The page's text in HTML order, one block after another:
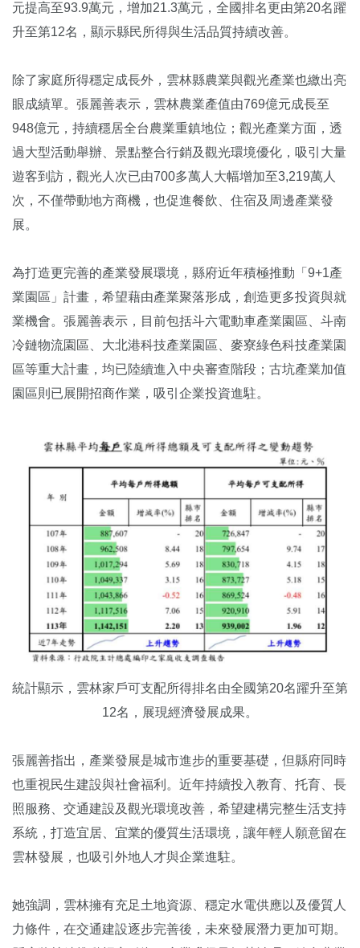
元提高至93.9萬元，增加21.3萬元，全國排名更由第20名躍
升至第12名，顯示縣民所得與生活品質持續改善。
除了家庭所得穩定成長外，雲林縣農業與觀光產業也繳出亮
眼成績單。張麗善表示，雲林農業產值由769億元成長至
948億元，持續穩居全台農業重鎮地位；觀光產業方面，透
過大型活動舉辦、景點整合行銷及觀光環境優化，吸引大量
遊客到訪，觀光人次已由700多萬人大幅增加至3,219萬人
次，不僅帶動地方商機，也促進餐飲、住宿及周邊產業發
展。
為打造更完善的產業發展環境，縣府近年積極推動「9+1產
業園區」計畫，希望藉由產業聚落形成，創造更多投資與就
業機會。張麗善表示，目前包括斗六電動車產業園區、斗南
冷鏈物流園區、大北港科技產業園區、麥寮綠色科技產業園
區等重大計畫，均已陸續進入中央審查階段；古坑產業加值
園區則已展開招商作業，吸引企業投資進駐。
統計顯示，雲林家戶可支配所得排名由全國第20名躍升至第
12名，展現經濟發展成果。
張麗善指出，產業發展是城市進步的重要基礎，但縣府同時
也重視民生建設與社會福利。近年持續投入教育、托育、長
照服務、交通建設及觀光環境改善，希望建構完整生活支持
系統，打造宜居、宜業的優質生活環境，讓年輕人願意留在
雲林發展，也吸引外地人才與企業進駐。
她強調，雲林擁有充足土地資源、穩定水電供應以及優質人
力條件，在交通建設逐步完善後，未來發展潛力更加可期。